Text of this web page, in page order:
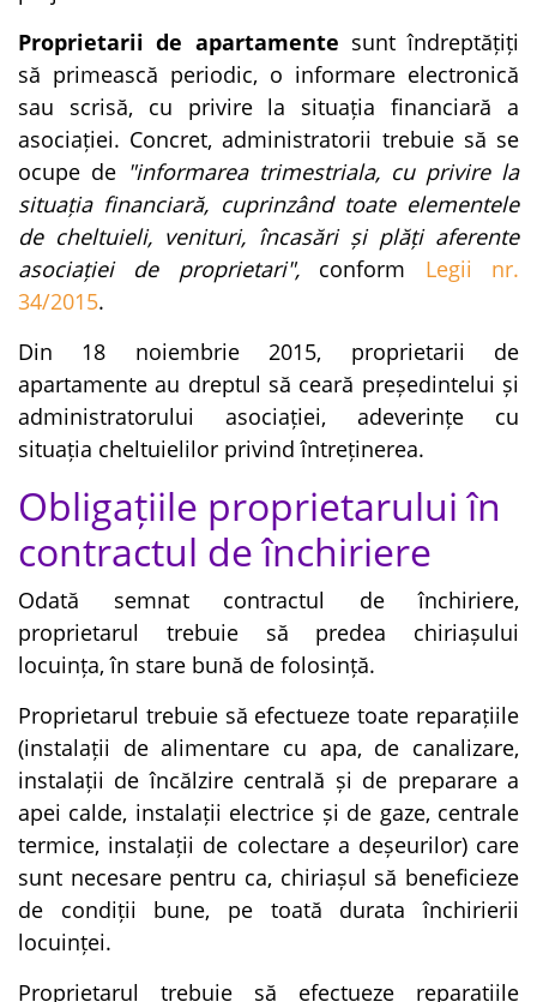
Proprietarii de apartamente sunt îndreptățiți
să primească periodic, o informare electronică
sau scrisă, cu privire la situația financiară a
asociației. Concret, administratorii trebuie să se
ocupe de "informarea trimestriala, cu privire la
situația financiară, cuprinzând toate elementele
de cheltuieli, venituri, încasări și plăți aferente
asociației de proprietari", conform Legii nr.
34/2015.
Din 18 noiembrie 2015, proprietarii de
apartamente au dreptul să ceară președintelui și
administratorului asociației, adeverințe cu
situația cheltuielilor privind întreținerea.
Obligațiile proprietarului în
contractul de închiriere
Odată semnat contractul de închiriere,
proprietarul trebuie să predea chiriașului
locuința, în stare bună de folosință.
Proprietarul trebuie să efectueze toate reparațiile
(instalații de alimentare cu apa, de canalizare,
instalații de încălzire centrală și de preparare a
apei calde, instalații electrice și de gaze, centrale
termice, instalații de colectare a deșeurilor) care
sunt necesare pentru ca, chiriașul să beneficieze
de condiții bune, pe toată durata închirierii
locuinței.
Proprietarul trebuie să efectueze reparațiile